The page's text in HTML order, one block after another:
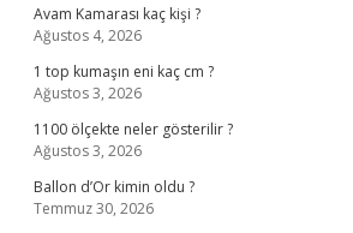
Avam Kamarası kaç kişi ?
Ağustos 4, 2026
1 top kumaşın eni kaç cm ?
Ağustos 3, 2026
1100 ölçekte neler gösterilir ?
Ağustos 3, 2026
Ballon d’Or kimin oldu ?
Temmuz 30, 2026